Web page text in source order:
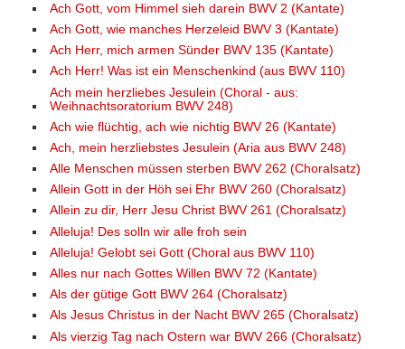
Ach Gott, vom Himmel sieh darein BWV 2 (Kantate)
Ach Gott, wie manches Herzeleid BWV 3 (Kantate)
Ach Herr, mich armen Sünder BWV 135 (Kantate)
Ach Herr! Was ist ein Menschenkind (aus BWV 110)
Ach mein herzliebes Jesulein (Choral - aus:
Weihnachtsoratorium BWV 248)
Ach wie flüchtig, ach wie nichtig BWV 26 (Kantate)
Ach, mein herzliebstes Jesulein (Aria aus BWV 248)
Alle Menschen müssen sterben BWV 262 (Choralsatz)
Allein Gott in der Höh sei Ehr BWV 260 (Choralsatz)
Allein zu dir, Herr Jesu Christ BWV 261 (Choralsatz)
Alleluja! Des solln wir alle froh sein
Alleluja! Gelobt sei Gott (Choral aus BWV 110)
Alles nur nach Gottes Willen BWV 72 (Kantate)
Als der gütige Gott BWV 264 (Choralsatz)
Als Jesus Christus in der Nacht BWV 265 (Choralsatz)
Als vierzig Tag nach Ostern war BWV 266 (Choralsatz)